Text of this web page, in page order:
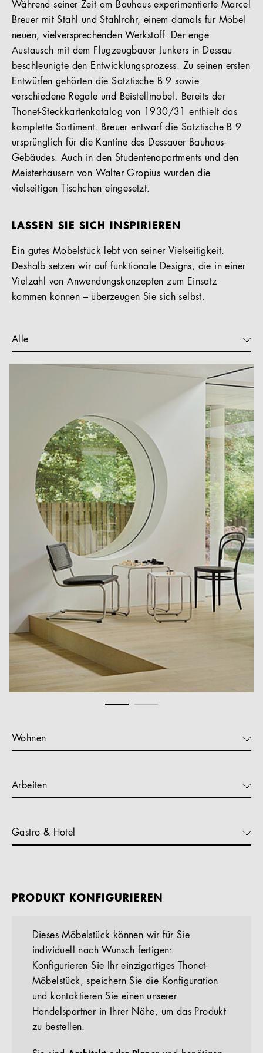
Während seiner Zeit am Bauhaus experimentierte Marcel
Breuer mit Stahl und Stahlrohr, einem damals für Möbel
neuen, vielversprechenden Werkstoff. Der enge
Austausch mit dem Flugzeugbauer Junkers in Dessau
beschleunigte den Entwicklungsprozess. Zu seinen ersten
Entwürfen gehörten die Satztische B 9 sowie
verschiedene Regale und Beistellmöbel. Bereits der
Thonet-Steckkartenkatalog von 1930/31 enthielt das
komplette Sortiment. Breuer entwarf die Satztische B 9
ursprünglich für die Kantine des Dessauer Bauhaus-
Gebäudes. Auch in den Studentenapartments und den
Meisterhäusern von Walter Gropius wurden die
vielseitigen Tischchen eingesetzt.
LASSEN SIE SICH INSPIRIEREN
Ein gutes Möbelstück lebt von seiner Vielseitigkeit.
Deshalb setzen wir auf funktionale Designs, die in einer
Vielzahl von Anwendungskonzepten zum Einsatz
kommen können – überzeugen Sie sich selbst.
Alle
Wohnen
Arbeiten
Gastro & Hotel
PRODUKT KONFIGURIEREN
Dieses Möbelstück können wir für Sie
individuell nach Wunsch fertigen:
Konfigurieren Sie Ihr einzigartiges Thonet-
Möbelstück, speichern Sie die Konfiguration
und kontaktieren Sie einen unserer
Handelspartner in Ihrer Nähe, um das Produkt
zu bestellen.